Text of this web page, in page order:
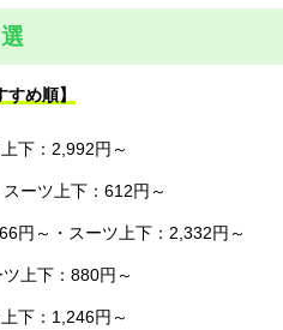
め順】
下：2,992円～
ーツ上下：612円～
円～・スーツ上下：2,332円～
上下：880円～
下：1,246円～